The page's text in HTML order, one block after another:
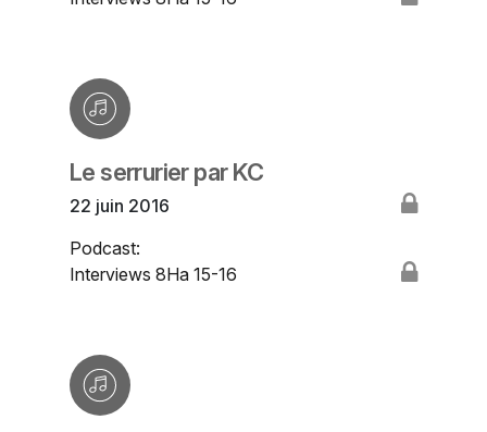
Le serrurier par KC
22 juin 2016
Podcast:
Interviews 8Ha 15-16